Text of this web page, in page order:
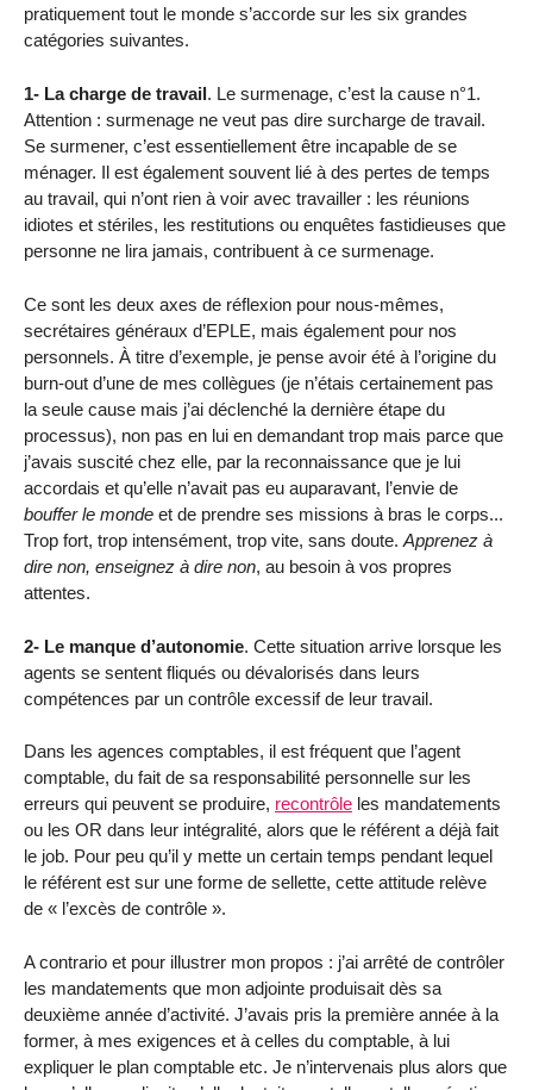
pratiquement tout le monde s’accorde sur les six grandes
catégories suivantes.
1- La charge de travail. Le surmenage, c’est la cause n°1.
Attention : surmenage ne veut pas dire surcharge de travail.
Se surmener, c’est essentiellement être incapable de se
ménager. Il est également souvent lié à des pertes de temps
au travail, qui n’ont rien à voir avec travailler : les réunions
idiotes et stériles, les restitutions ou enquêtes fastidieuses que
personne ne lira jamais, contribuent à ce surmenage.
Ce sont les deux axes de réflexion pour nous-mêmes,
secrétaires généraux d’EPLE, mais également pour nos
personnels. À titre d’exemple, je pense avoir été à l’origine du
burn-out d’une de mes collègues (je n’étais certainement pas
la seule cause mais j’ai déclenché la dernière étape du
processus), non pas en lui en demandant trop mais parce que
j’avais suscité chez elle, par la reconnaissance que je lui
accordais et qu’elle n’avait pas eu auparavant, l’envie de
bouffer le monde et de prendre ses missions à bras le corps...
Trop fort, trop intensément, trop vite, sans doute. Apprenez à
dire non, enseignez à dire non, au besoin à vos propres
attentes.
2- Le manque d’autonomie. Cette situation arrive lorsque les
agents se sentent fliqués ou dévalorisés dans leurs
compétences par un contrôle excessif de leur travail.
Dans les agences comptables, il est fréquent que l’agent
comptable, du fait de sa responsabilité personnelle sur les
erreurs qui peuvent se produire, recontrôle les mandatements
ou les OR dans leur intégralité, alors que le référent a déjà fait
le job. Pour peu qu’il y mette un certain temps pendant lequel
le référent est sur une forme de sellette, cette attitude relève
de « l’excès de contrôle ».
A contrario et pour illustrer mon propos : j’ai arrêté de contrôler
les mandatements que mon adjointe produisait dès sa
deuxième année d’activité. J’avais pris la première année à la
former, à mes exigences et à celles du comptable, à lui
expliquer le plan comptable etc. Je n’intervenais plus alors que